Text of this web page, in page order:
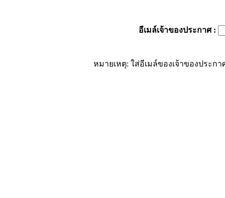
อีเมล์เจ้าของประกาศ:
หมายเหตุ: ใส่อีเมล์ของเจ้าของประก